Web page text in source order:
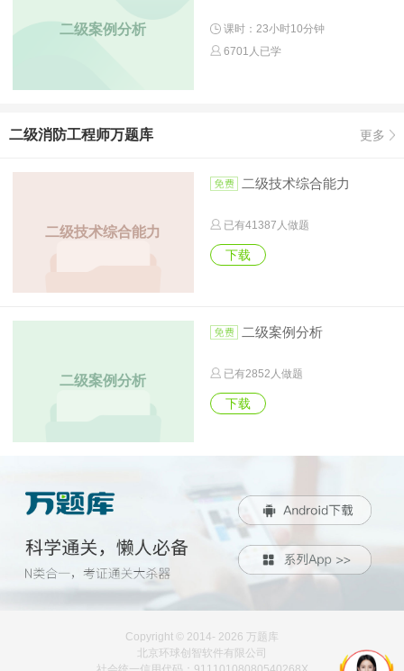
二级案例分析
课时：23小时10分钟
6701人已学
二级消防工程师万题库 更多
二级技术综合能力
二级技术综合能力
已有41387 人做题
下载
二级案例分析
二级案例分析
已有2852 人做题
下载
Copyright © 2014- 2026 万题库
北京环球创智软件有限公司